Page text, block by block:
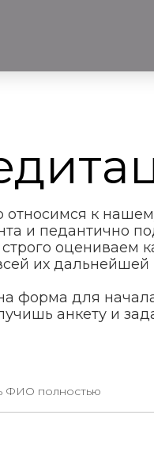
к
и педантично
оцениваем
их дальнейшей
форма для
анкету и
ФИО полностью